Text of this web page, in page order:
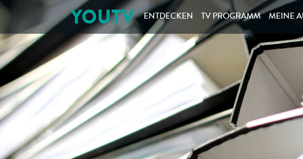
YOUTV ENTDECKEN TV PROGRAMM MEINE